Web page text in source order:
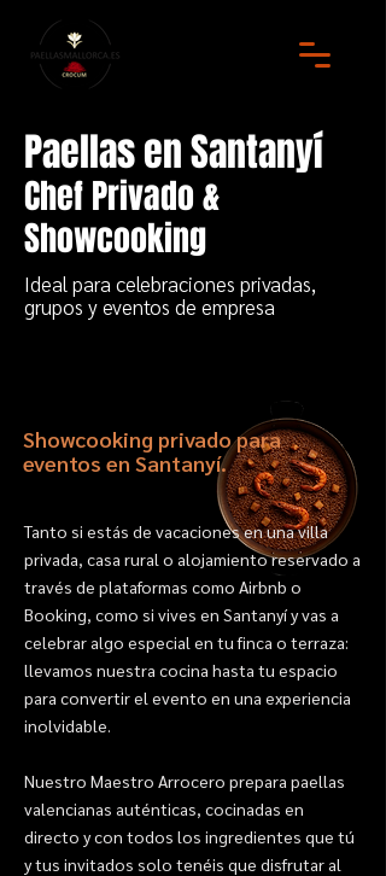
Paellas en Santanyí
Chef Privado &
Showcooking
Ideal para celebraciones privadas,
grupos y eventos de empresa
Showcooking privado para
eventos en Santanyí.
Tanto si estás de vacaciones en una villa
privada, casa rural o alojamiento reservado a
través de plataformas como Airbnb o
Booking, como si vives en Santanyí y vas a
celebrar algo especial en tu finca o terraza:
llevamos nuestra cocina hasta tu espacio
para convertir el evento en una experiencia
inolvidable.
Nuestro Maestro Arrocero prepara paellas
valencianas auténticas, cocinadas en
directo y con todos los ingredientes que tú
y tus invitados solo tenéis que disfrutar al